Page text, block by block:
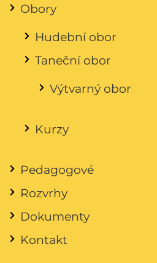
Obory
Hudební obor
Taneční obor
Výtvarný obor
Kurzy
Pedagogové
Rozvrhy
Dokumenty
Kontakt